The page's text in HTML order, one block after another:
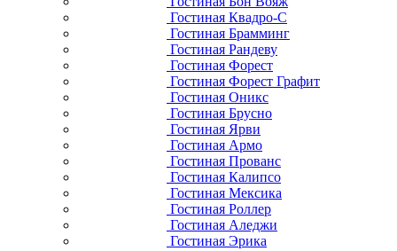
Гостиная Квадро-С
Гостиная Брамминг
Гостиная Рандеву
Гостиная Форест
Гостиная Форест Графит
Гостиная Оникс
Гостиная Брусно
Гостиная Ярви
Гостиная Армо
Гостиная Прованс
Гостиная Калипсо
Гостиная Мексика
Гостиная Роллер
Гостиная Аледжи
Гостиная Эрика